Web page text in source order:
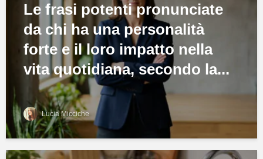
Le frasi potenti pronunciate
da chi ha una personalità
forte e il loro impatto nella
vita quotidiana, secondo la...
Lucia Micciche